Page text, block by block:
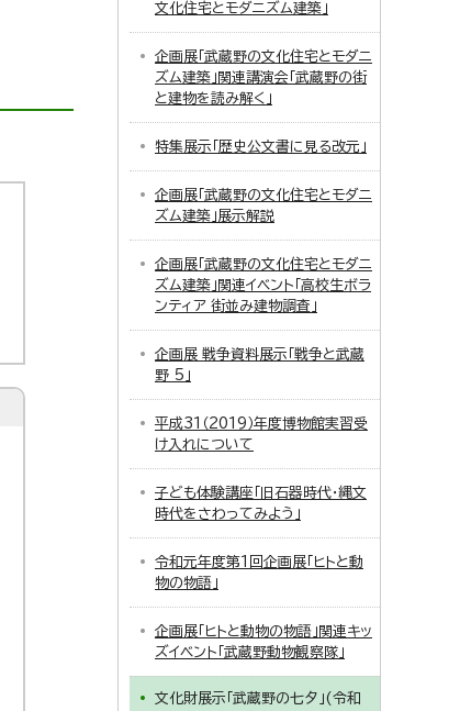
文化住宅とモダニズム建築」
企画展「武蔵野の文化住宅とモダニ
ズム建築」関連講演会「武蔵野の街
と建物を読み解く」
特集展示「歴史公文書に見る改元」
企画展「武蔵野の文化住宅とモダニ
ズム建築」展示解説
企画展「武蔵野の文化住宅とモダニ
ズム建築」関連イベント「高校生ボラ
ンティア 街並み建物調査」
企画展 戦争資料展示「戦争と武蔵
野 5」
平成31（2019）年度博物館実習受
け入れについて
子ども体験講座「旧石器時代・縄文
時代をさわってみよう」
令和元年度第1回企画展「ヒトと動
物の物語」
企画展「ヒトと動物の物語」関連キッ
ズイベント「武蔵野動物観察隊」
文化財展示「武蔵野の七夕」(令和